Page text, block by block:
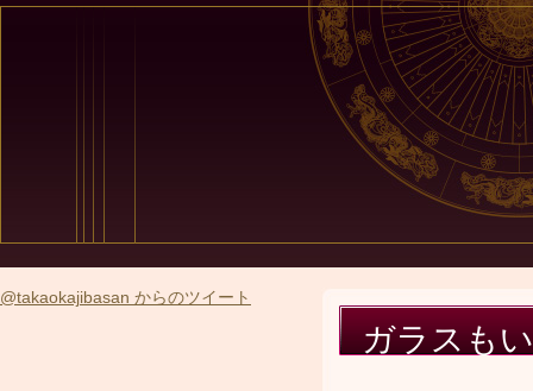
ガラスも
@takaokajibasan からのツイート